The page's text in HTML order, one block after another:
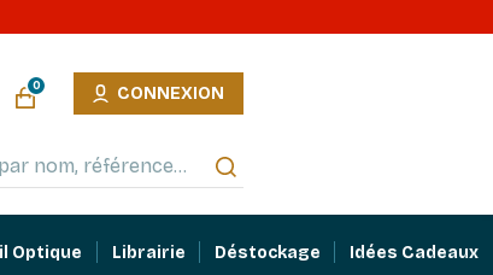
0 CONNEXION
Optique Librairie Déstockage Idées Cadeaux